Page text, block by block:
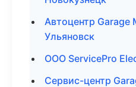
Автоцентр
Ульяновск
ООО ServicePro
Сервис-центр